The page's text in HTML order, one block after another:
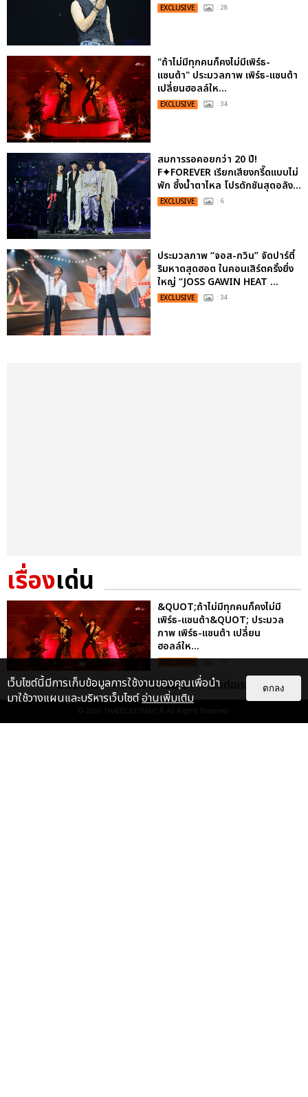
EXCLUSIVE : 28
"ถ้าไม่มีทุกคนก็คงไม่มีเพิร์ธ-
แซนต้า" ประมวลภาพ เพิร์ธ-แซนต้า
เปลี่ยนฮอลล์ให...
EXCLUSIVE : 34
สมการรอคอยกว่า 20 ปี!
F✦FOREVER เรียกเสียงกรี๊ดแบบไม่
พัก ซึ้งน้ำตาไหล โปรดักชันสุดอลัง...
EXCLUSIVE : 6
ประมวลภาพ “จอส-กวิน” จัดปาร์ตี้
ริมหาดสุดฮอต ในคอนเสิร์ตครั้งยิ่ง
ใหญ่ “JOSS GAWIN HEAT ...
EXCLUSIVE : 34
เรื่องเด่น
&QUOT;ถ้าไม่มีทุกคนก็คงไม่มี
เพิร์ธ-แซนต้า&QUOT; ประมวล
ภาพ เพิร์ธ-แซนต้า เปลี่ยน
ฮอลล์ให...
EXCLUSIVE
ไม่ว่าจะวันนี้หรือวันไหน ก็จะยังภูมิใจ
ในตัว &QUOT;แจบอม&QUOT;
เกี่ยวกับเรา ติดต่อลงโฆษณา ติดต่อเรา
© 2026 THAITICKETMAJOR All Rights Reserved.
เว็บไซต์นี้มีการเก็บข้อมูลการใช้งานของคุณเพื่อนำ
มาใช้วางแผนและบริหารเว็บไซต์อ่านเพิ่มเติม
ตกลง